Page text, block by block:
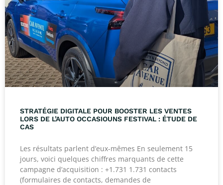
STRATÉGIE DIGITALE POUR BOOSTER LES VENTES
LORS DE L’AUTO OCCASIOUNS FESTIVAL : ÉTUDE DE
CAS
Les résultats parlent d’eux-mêmes En seulement 15
jours, voici quelques chiffres marquants de cette
campagne d’acquisition : +1.731 1.731 contacts
(formulaires de contacts, demandes de